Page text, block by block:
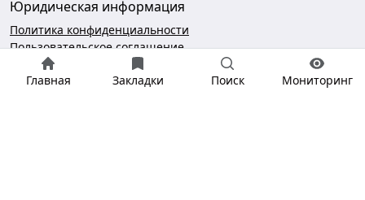
Главная Закладки Поиск Мониторинг
Юридическая информация
Политика конфиденциальности
Пользовательское соглашение
Безопасность платежей